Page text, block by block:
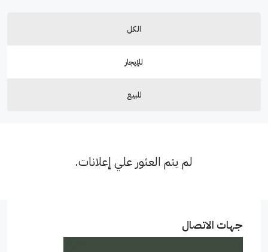
الكل
للإيجار
للبيع
لم يتم العثور علي إعلانات.
جهات الاتصال